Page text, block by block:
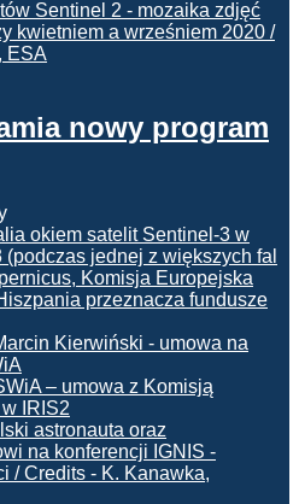
nowy program
przeznacza fundusze
– umowa z Komisją
IRIS2